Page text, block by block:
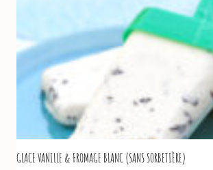
GLACE VANILLE & FROMAGE BLANC (SANS SORBETIÈRE)